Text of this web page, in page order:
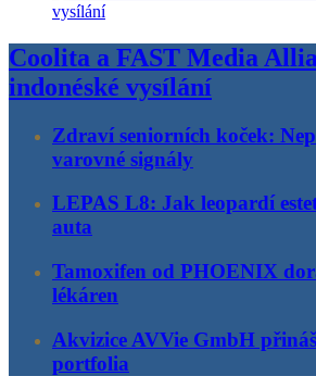
Coolita a FAST Media
indonéské vysílání
Zdraví seniorních koček:
varovné signály
LEPAS L8: Jak leopardí
auta
Tamoxifen od PHOENIX
lékáren
Akvizice AVVie GmbH
portfolia